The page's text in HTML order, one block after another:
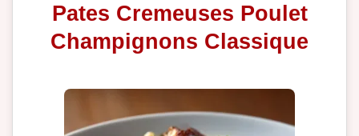
Pates Cremeuses Poulet
Champignons Classique